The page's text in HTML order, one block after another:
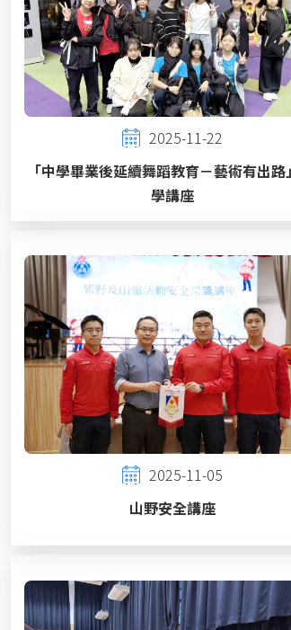
2025-11-22
「中學畢業後延續舞蹈教育－藝術有出路
學講座
2025-11-05
山野安全講座